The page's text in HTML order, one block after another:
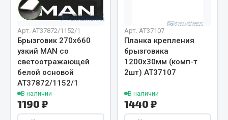
Измерительный инструмент
Крепежный инструмент
Режущий инструмент
Силовое оборудование
Слесарный инструмент
Столярный инструмент
Показать ещё
Арт. AT37872/1152/1
Брызговик 270х660
узкий MAN со
светоотражающей
белой основой
АТ37872/1152/1
В наличии
1190 ₽
Арт. AT37107
Планка крепления
брызговика
1200х30мм (комп-т
2шт) АТ37107
В наличии
1440 ₽